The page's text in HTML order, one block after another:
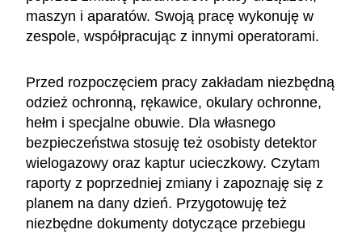
maszyn i aparatów. Swoją pracę wykonuję w
zespole, współpracując z innymi operatorami.
Przed rozpoczęciem pracy zakładam niezbędną
odzież ochronną, rękawice, okulary ochronne,
hełm i specjalne obuwie. Dla własnego
bezpieczeństwa stosuję też osobisty detektor
wielogazowy oraz kaptur ucieczkowy. Czytam
raporty z poprzedniej zmiany i zapoznaję się z
planem na dany dzień. Przygotowuję też
niezbędne dokumenty dotyczące przebiegu